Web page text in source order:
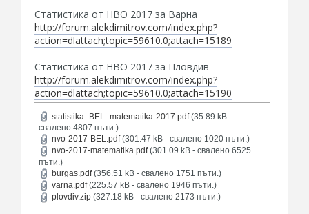
Статистика от НВО 2017 за Варна
http://forum.alekdimitrov.com/index.php?
action=dlattach;topic=59610.0;attach=15189
Статистика от НВО 2017 за Пловдив
http://forum.alekdimitrov.com/index.php?
action=dlattach;topic=59610.0;attach=15190
statistika_BEL_matematika-2017.pdf(35.89 kB -
свалено 4807 пъти.)
nvo-2017-BEL.pdf(301.47 kB - свалено 1020 пъти.)
nvo-2017-matematika.pdf(301.09 kB - свалено 6525
пъти.)
burgas.pdf(356.51 kB - свалено 1751 пъти.)
varna.pdf(225.57 kB - свалено 1946 пъти.)
plovdiv.zip(327.18 kB - свалено 2173 пъти.)